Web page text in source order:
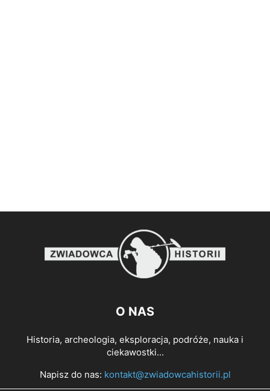
O NAS
Historia, archeologia, eksploracja, podróże, nauka i
ciekawostki...
Napisz do nas: kontakt@zwiadowcahistorii.pl